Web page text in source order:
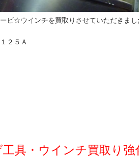
☆ウインチを買取りさせていただきまし
５Ａ
工具・ウインチ買取り強